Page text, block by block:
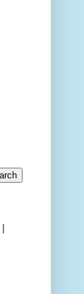
|